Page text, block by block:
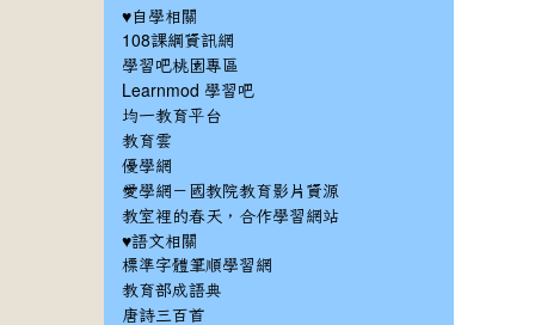
♥自學相關
108課綱資訊網
學習吧桃園專區
Learnmod 學習吧
均一教育平台
教育雲
優學網
愛學網－國教院教育影片資源
教室裡的春天，合作學習網站
♥語文相關
標準字體筆順學習網
教育部成語典
唐詩三百首